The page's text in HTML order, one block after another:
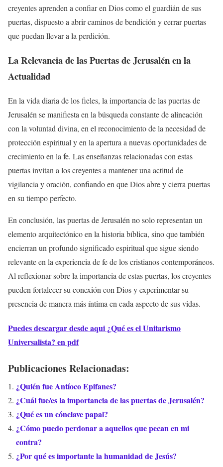
creyentes aprenden a confiar en Dios como el guardián de sus
puertas, dispuesto a abrir caminos de bendición y cerrar puertas
que puedan llevar a la perdición.
La Relevancia de las Puertas de Jerusalén en la
Actualidad
En la vida diaria de los fieles, la importancia de las puertas de
Jerusalén se manifiesta en la búsqueda constante de alineación
con la voluntad divina, en el reconocimiento de la necesidad de
protección espiritual y en la apertura a nuevas oportunidades de
crecimiento en la fe. Las enseñanzas relacionadas con estas
puertas invitan a los creyentes a mantener una actitud de
vigilancia y oración, confiando en que Dios abre y cierra puertas
en su tiempo perfecto.
En conclusión, las puertas de Jerusalén no solo representan un
elemento arquitectónico en la historia bíblica, sino que también
encierran un profundo significado espiritual que sigue siendo
relevante en la experiencia de fe de los cristianos contemporáneos.
Al reflexionar sobre la importancia de estas puertas, los creyentes
pueden fortalecer su conexión con Dios y experimentar su
presencia de manera más íntima en cada aspecto de sus vidas.
Puedes descargar desde aqui ¿Qué es el Unitarismo
Universalista? en pdf
Publicaciones Relacionadas:
¿Quién fue Antíoco Epifanes?
¿Cuál fue/es la importancia de las puertas de Jerusalén?
¿Qué es un cónclave papal?
¿Cómo puedo perdonar a aquellos que pecan en mi
contra?
¿Por qué es importante la humanidad de Jesús?